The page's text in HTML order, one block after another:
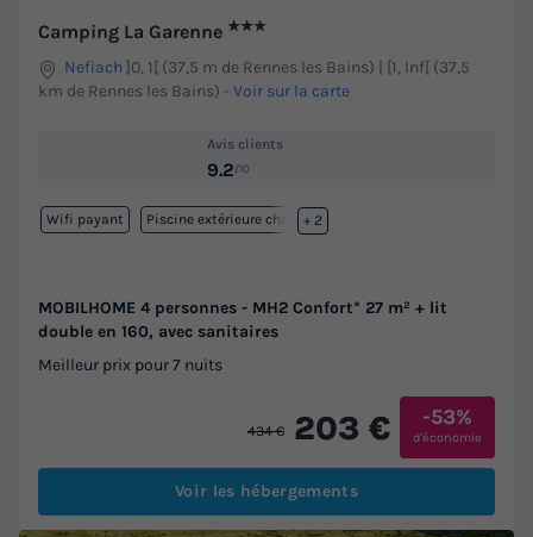
Camping La Garenne ★★★
Nefiach ]0, 1[ (37,5 m de Rennes les Bains) | [1, Inf[ (37,5
km de Rennes les Bains) - Voir sur la carte
Avis clients
9.2/10
Wifi payant Piscine extérieure chauffée
+ 2
MOBILHOME 4 personnes - MH2 Confort* 27 m² + lit
double en 160, avec sanitaires
Meilleur prix pour 7 nuits
434 € 203 € -53%
d'économie
Voir les hébergements